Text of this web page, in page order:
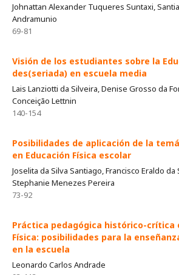
Johnattan Alexander Tuqueres Suntaxi,
Andramunio
69-81
Visión de los estudiantes sobre la
des(seriada) en escuela media
Lais Lanziotti da Silveira, Denise Grosso da
Conceição Lettnin
140-154
Posibilidades de aplicación de la
en Educación Física escolar
Joselita da Silva Santiago, Francisco Eraldo da
Stephanie Menezes Pereira
73-92
Práctica pedagógica histórico-crítica
Física: posibilidades para la
en la escuela
Leonardo Carlos Andrade